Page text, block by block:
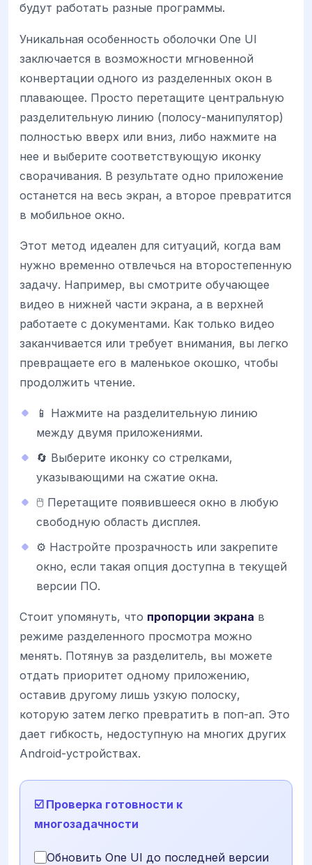
будут работать разные программы.
Уникальная особенность оболочки One UI
заключается в возможности мгновенной
конвертации одного из разделенных окон в
плавающее. Просто перетащите центральную
разделительную линию (полосу-манипулятор)
полностью вверх или вниз, либо нажмите на
нее и выберите соответствующую иконку
сворачивания. В результате одно приложение
останется на весь экран, а второе превратится
в мобильное окно.
Этот метод идеален для ситуаций, когда вам
нужно временно отвлечься на второстепенную
задачу. Например, вы смотрите обучающее
видео в нижней части экрана, а в верхней
работаете с документами. Как только видео
заканчивается или требует внимания, вы легко
превращаете его в маленькое окошко, чтобы
продолжить чтение.
📱 Нажмите на разделительную линию
между двумя приложениями.
🔄 Выберите иконку со стрелками,
указывающими на сжатие окна.
🖱️ Перетащите появившееся окно в любую
свободную область дисплея.
⚙️ Настройте прозрачность или закрепите
окно, если такая опция доступна в текущей
версии ПО.
Стоит упомянуть, что пропорции экрана в
режиме разделенного просмотра можно
менять. Потянув за разделитель, вы можете
отдать приоритет одному приложению,
оставив другому лишь узкую полоску,
которую затем легко превратить в поп-ап. Это
дает гибкость, недоступную на многих других
Android-устройствах.
☑️ Проверка готовности к
многозадачности
Обновить One UI до последней версии